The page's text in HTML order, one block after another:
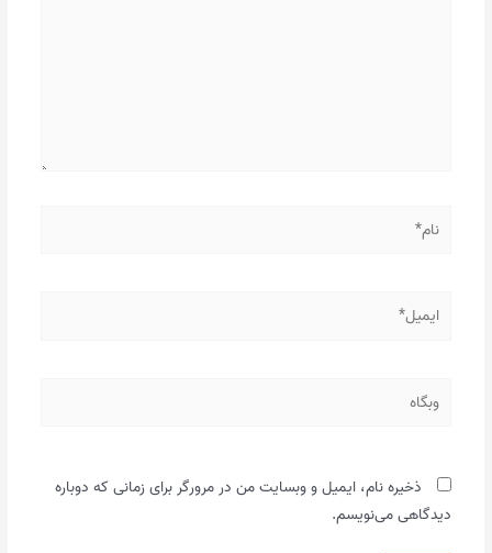
وبگاه
ذخیره نام، ایمیل و وبسایت من در مرورگر برای زمانی که دوباره
دیدگاهی می‌نویسم.